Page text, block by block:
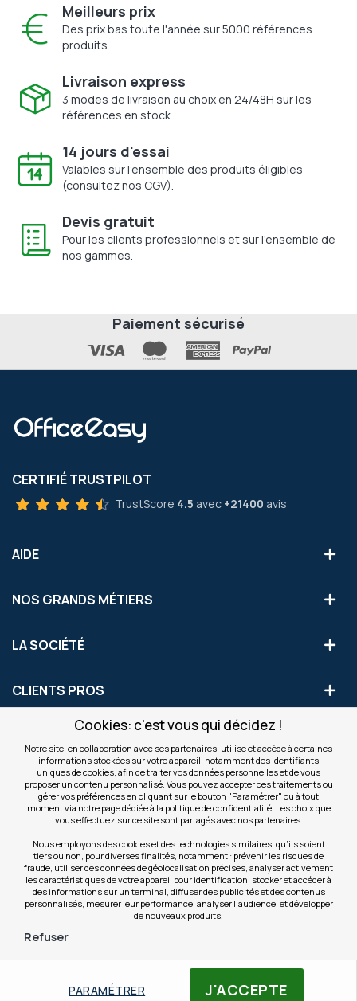
J'ACCEPTE
PARAMÉTRER
Cookies: c'est vous qui décidez !
Notre site, en collaboration avec ses partenaires, utilise et accède à certaines
informations stockées sur votre appareil, notamment des identifiants
uniques de cookies, afin de traiter vos données personnelles et de vous
proposer un contenu personnalisé. Vous pouvez accepter ces traitements ou
gérer vos préférences en cliquant sur le bouton "Paramétrer" ou à tout
moment via notre page dédiée à la politique de confidentialité. Les choix que
vous effectuez sur ce site sont partagés avec nos partenaires.
Nous employons des cookies et des technologies similaires, qu’ils soient
tiers ou non, pour diverses finalités, notamment : prévenir les risques de
fraude, utiliser des données de géolocalisation précises, analyser activement
les caractéristiques de votre appareil pour identification, stocker et accéder à
des informations sur un terminal, diffuser des publicités et des contenus
personnalisés, mesurer leur performance, analyser l’audience, et développer
de nouveaux produits.
Refuser
Meilleurs prix
Des prix bas toute l'année sur 5000 références
produits.
Livraison express
3 modes de livraison au choix en 24/48H sur les
références en stock.
14 jours d'essai
Valables sur l'ensemble des produits éligibles
(consultez nos CGV).
Devis gratuit
Pour les clients professionnels et sur l'ensemble de
nos gammes.
Paiement sécurisé
CERTIFIÉ TRUSTPILOT
TrustScore 4.5 avec +21400 avis
AIDE
NOS GRANDS MÉTIERS
LA SOCIÉTÉ
CLIENTS PROS
S'INSCRIRE AUX OFFRES COMMERCIALES
Inscription
notre
newsletter
Valider
NOS SITES
© Copyright OfficeEasy 2026